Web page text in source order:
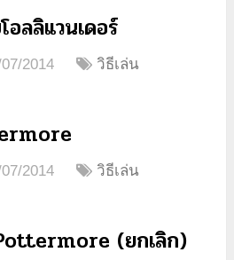
ลลิแวนเดอร์
2014 วิธีเล่น
2014 วิธีเล่น
(ยกเลิก)